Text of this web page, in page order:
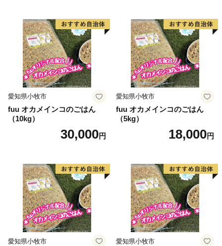
愛知県小牧市
fuu オカメインコのごはん
（10kg）
30,000円
愛知県小牧市
fuu オカメインコのごはん
（5kg）
18,000円
愛知県小牧市 愛知県小牧市